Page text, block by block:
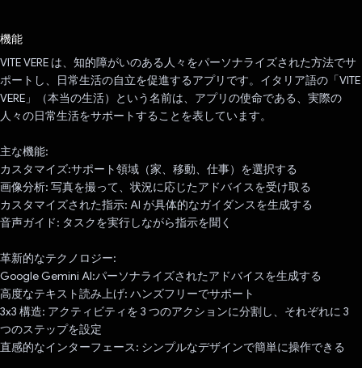
機能
VITE VERE は、知的障がいのある人々をパーソナライズされた方法でサ
ポートし、日常生活の自立を促進するアプリです。イタリア語の「VITE
VERE」（本当の生活）という名前は、アプリの使命である、実際の
人々の日常生活をサポートすることを表しています。
主な機能:
カスタマイズ:サポート領域（家、移動、仕事）を選択する
画像分析: 写真を撮って、状況に応じたアドバイスを受け取る
カスタマイズされた指示: AI が具体的なガイダンスを生成する
音声ガイド: タスクを実行しながら指示を聞く
革新的なテクノロジー:
Google Gemini AI:パーソナライズされたアドバイスを生成する
高度なテキスト読み上げ: ハンズフリーでサポート
3x3 構造: アクティビティを 3 つのアクションに分割し、それぞれに 3
つのステップを設定
直感的なインターフェース: シンプルなデザインで簡単に操作できる